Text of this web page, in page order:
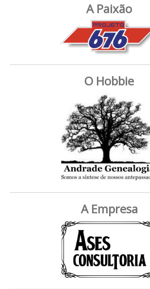
A Paixão
O Hobbie
A Empresa